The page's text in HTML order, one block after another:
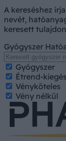
A kereséshez
nevét,
keresett
Gyógyszer
Gyógyszer
Étrend-
Vényköteles
Vény nélkül